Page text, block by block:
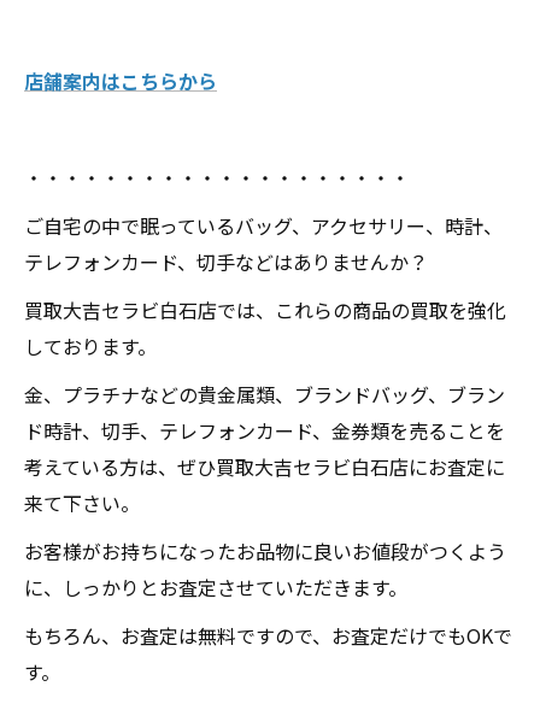
店舗案内はこちらから
・・・・・・・・・・・・・・・・・・・・
ご自宅の中で眠っているバッグ、アクセサリー、時計、
テレフォンカード、切手などはありませんか？
買取大吉セラビ白石店では、これらの商品の買取を強化
しております。
金、プラチナなどの貴金属類、ブランドバッグ、ブラン
ド時計、切手、テレフォンカード、金券類を売ることを
考えている方は、ぜひ買取大吉セラビ白石店にお査定に
来て下さい。
お客様がお持ちになったお品物に良いお値段がつくよう
に、しっかりとお査定させていただきます。
もちろん、お査定は無料ですので、お査定だけでもOKで
す。